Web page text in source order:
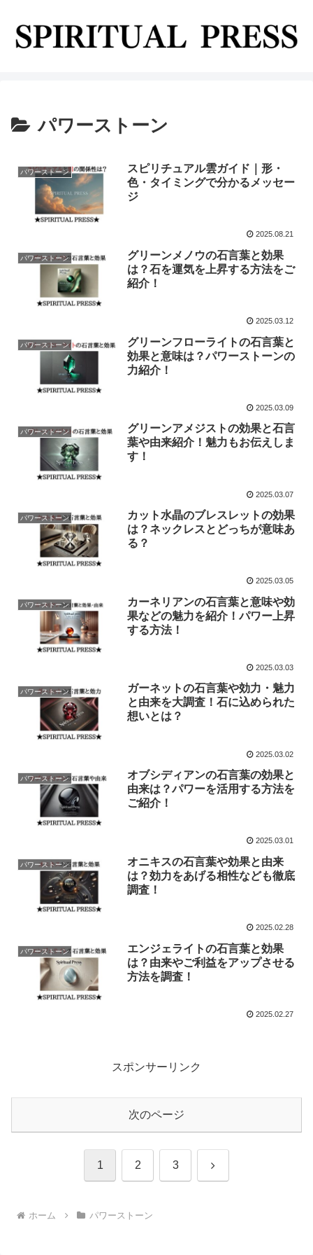
パワーストーン
パワーストーン
スピリチュアル雲ガイド｜形・
色・タイミングで分かるメッセー
ジ
2025.08.21
パワーストーン
グリーンメノウの石言葉と効果
は？石を運気を上昇する方法をご
紹介！
2025.03.12
パワーストーン
グリーンフローライトの石言葉と
効果と意味は？パワーストーンの
力紹介！
2025.03.09
パワーストーン
グリーンアメジストの効果と石言
葉や由来紹介！魅力もお伝えしま
す！
2025.03.07
パワーストーン
カット水晶のブレスレットの効果
は？ネックレスとどっちが意味あ
る？
2025.03.05
パワーストーン
カーネリアンの石言葉と意味や効
果などの魅力を紹介！パワー上昇
する方法！
2025.03.03
パワーストーン
ガーネットの石言葉や効力・魅力
と由来を大調査！石に込められた
想いとは？
2025.03.02
パワーストーン
オブシディアンの石言葉の効果と
由来は？パワーを活用する方法を
ご紹介！
2025.03.01
パワーストーン
オニキスの石言葉や効果と由来
は？効力をあげる相性なども徹底
調査！
2025.02.28
パワーストーン
エンジェライトの石言葉と効果
は？由来やご利益をアップさせる
方法を調査！
2025.02.27
スポンサーリンク
次のページ
1 2 3 次
ホーム パワーストーン